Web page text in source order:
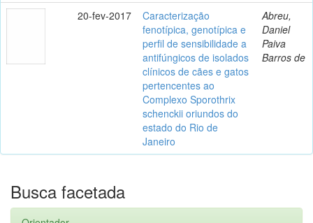
20-fev-2017
Caracterização
fenotípica, genotípica e
perfil de sensibilidade a
antifúngicos de isolados
clínicos de cães e gatos
pertencentes ao
Complexo Sporothrix
schenckii oriundos do
estado do Rio de
Janeiro
Abreu,
Daniel
Paiva
Barros de
Busca facetada